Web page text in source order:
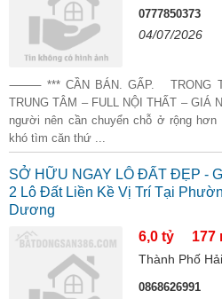
0777850373
04/07/2026
⸻ *** CẦN BÁN. GẤP. TRONG
TRUNG TÂM – FULL NỘI THẤT – GIÁ
người nên cần chuyển chỗ ở rộng
khó tìm căn thứ ...
SỞ HỮU NGAY LÔ ĐẤT ĐẸP -
2 Lô Đất Liền Kề Vị Trí Tại
Dương
6,0 tỷ
177
Thành Phố
0868626991